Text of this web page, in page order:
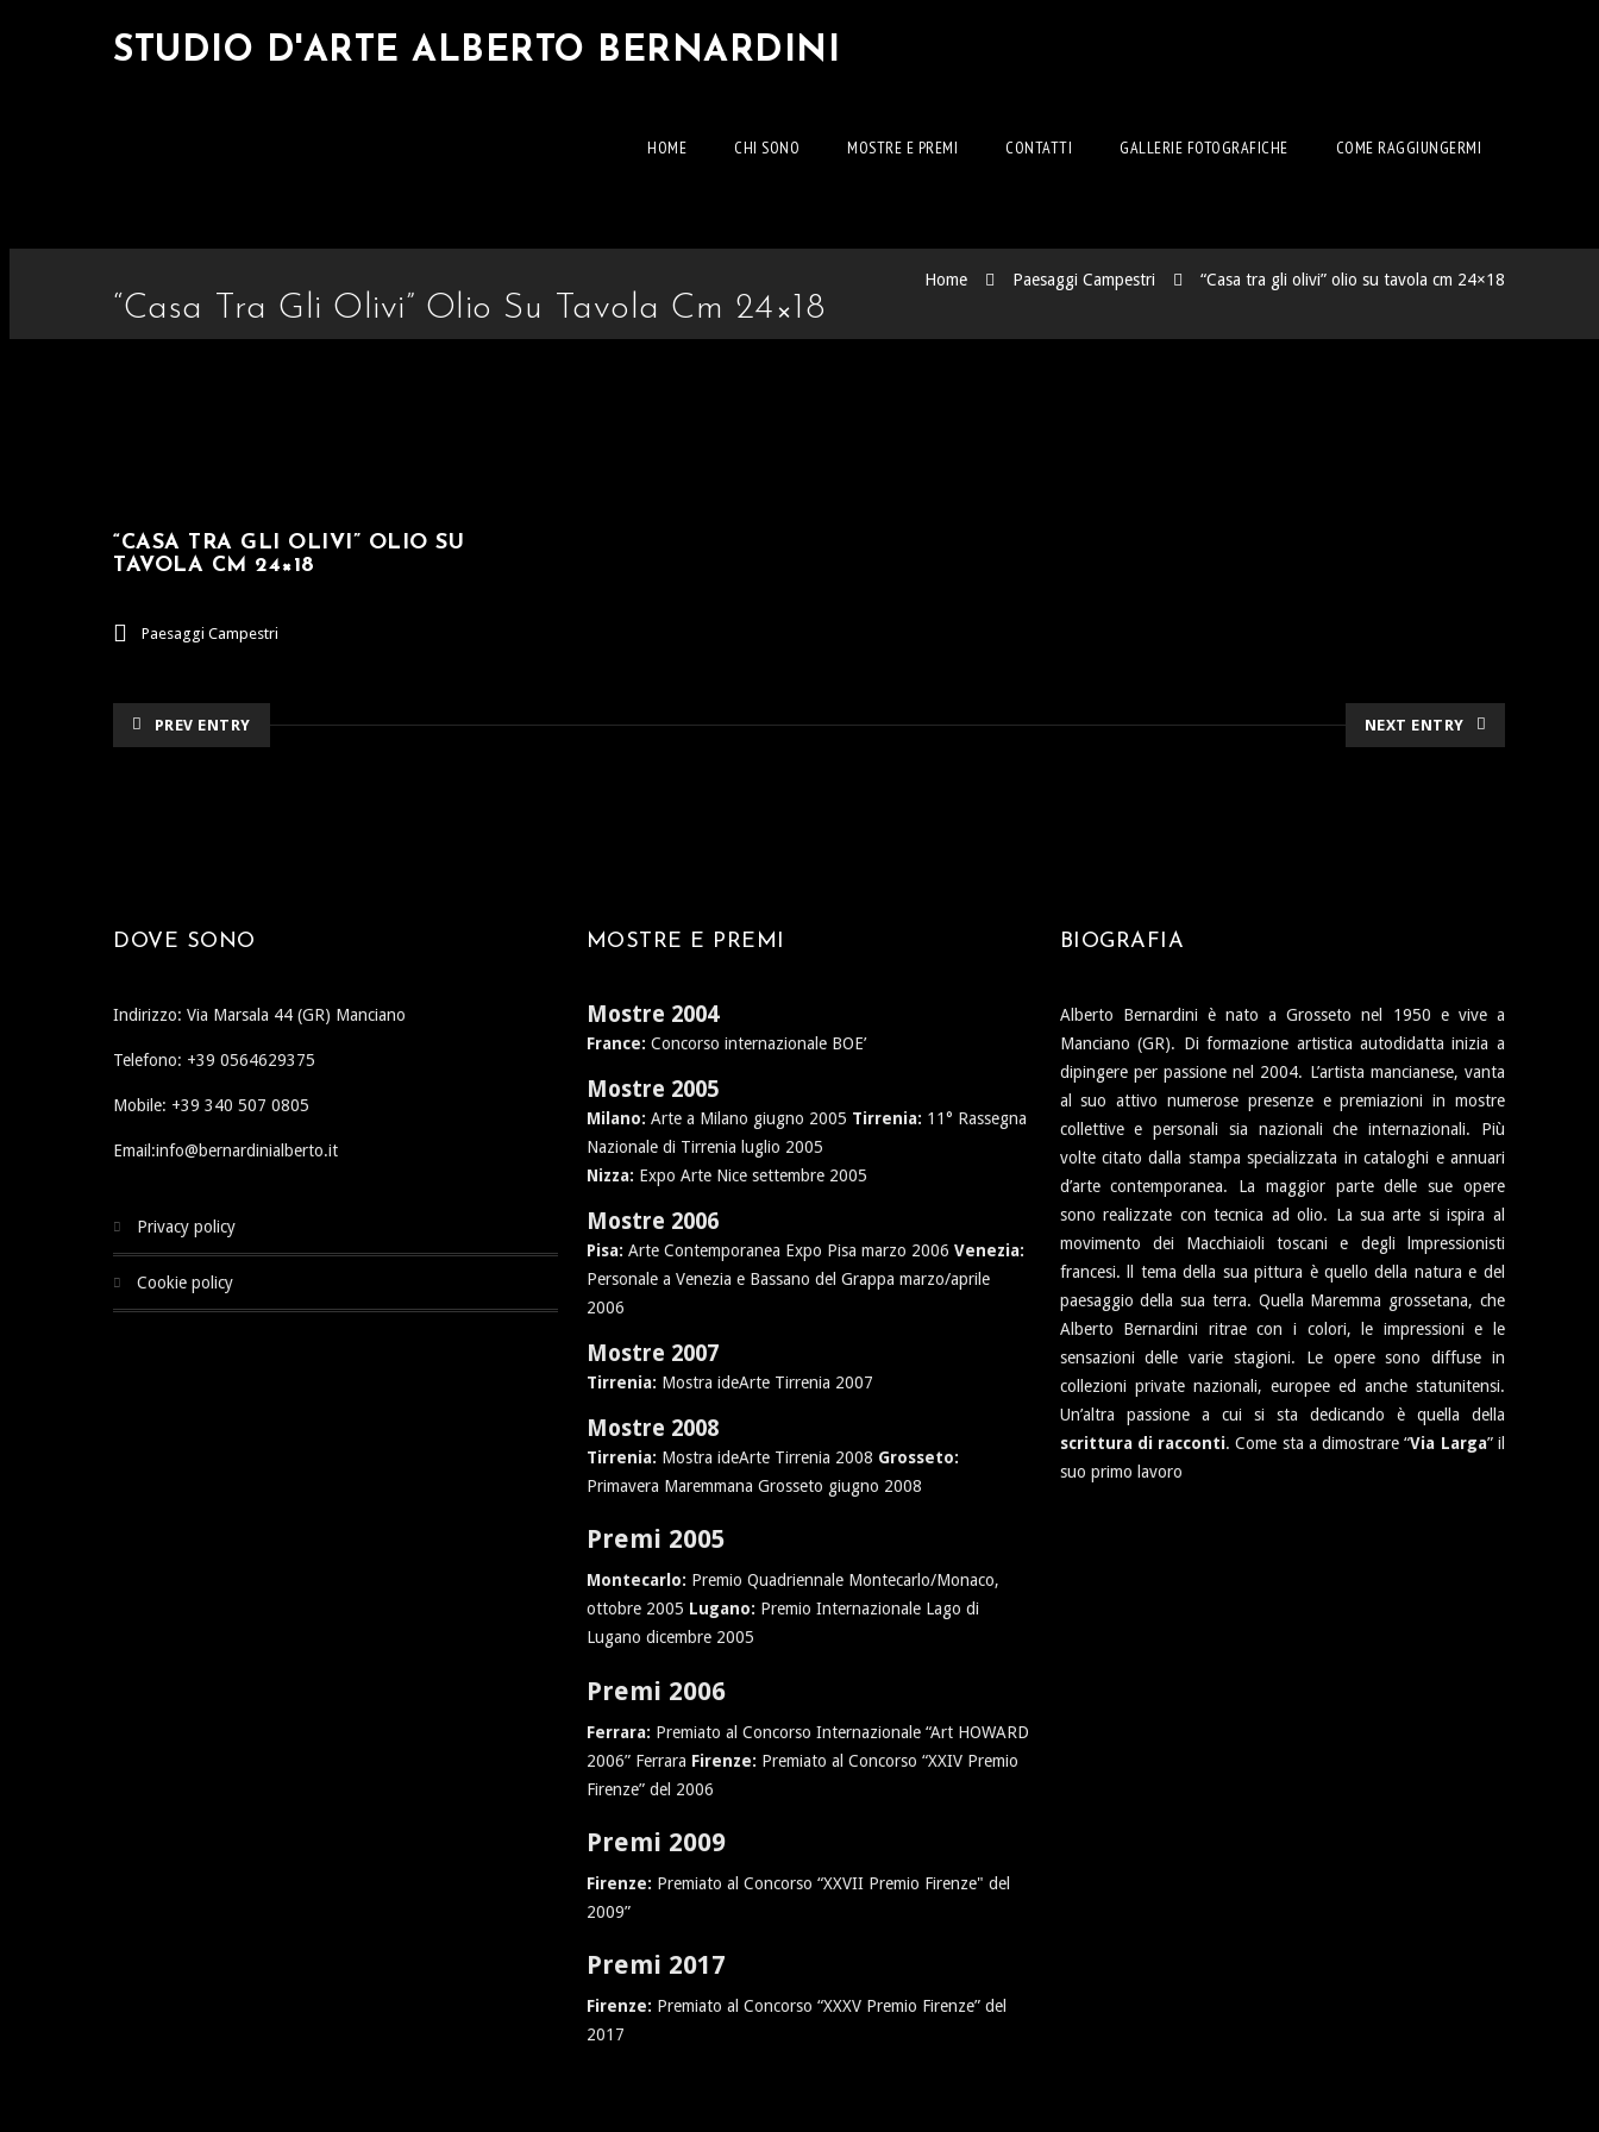
STUDIO D'ARTE ALBERTO BERNARDINI
HOME CHI SONO MOSTRE E PREMI CONTATTI GALLERIE FOTOGRAFICHE COME RAGGIUNGERMI
“Casa Tra Gli Olivi” Olio Su Tavola Cm 24×18
Home Paesaggi Campestri “Casa tra gli olivi” olio su tavola cm 24×18
“CASA TRA GLI OLIVI” OLIO SU
TAVOLA CM 24×18
Paesaggi Campestri
PREV ENTRY NEXT ENTRY
DOVE SONO
Indirizzo: Via Marsala 44 (GR) Manciano
Telefono: +39 0564629375
Mobile: +39 340 507 0805
Email:info@bernardinialberto.it
privacy policy
cookie policy
MOSTRE E PREMI
Mostre 2004
France: Concorso internazionale BOE’
Mostre 2005
Milano: Arte a Milano giugno 2005 Tirrenia: 11° Rassegna
Nazionale di Tirrenia luglio 2005
Nizza: Expo Arte Nice settembre 2005
Mostre 2006
Pisa: Arte Contemporanea Expo Pisa marzo 2006 Venezia:
Personale a Venezia e Bassano del Grappa marzo/aprile
2006
Mostre 2007
Tirrenia: Mostra ideArte Tirrenia 2007
Mostre 2008
Tirrenia: Mostra ideArte Tirrenia 2008 Grosseto:
Primavera Maremmana Grosseto giugno 2008
Premi 2005
Montecarlo: Premio Quadriennale Montecarlo/Monaco,
ottobre 2005 Lugano: Premio Internazionale Lago di
Lugano dicembre 2005
Premi 2006
Ferrara: Premiato al Concorso Internazionale “Art HOWARD
2006” Ferrara Firenze: Premiato al Concorso “XXIV Premio
Firenze” del 2006
Premi 2009
Firenze: Premiato al Concorso “XXVII Premio Firenze" del
2009”
Premi 2017
Firenze: Premiato al Concorso “XXXV Premio Firenze” del
2017
BIOGRAFIA
Alberto Bernardini è nato a Grosseto nel 1950 e vive a
Manciano (GR). Di formazione artistica autodidatta inizia a
dipingere per passione nel 2004. L’artista mancianese, vanta
al suo attivo numerose presenze e premiazioni in mostre
collettive e personali sia nazionali che internazionali. Più
volte citato dalla stampa specializzata in cataloghi e annuari
d’arte contemporanea. La maggior parte delle sue opere
sono realizzate con tecnica ad olio. La sua arte si ispira al
movimento dei Macchiaioli toscani e degli lmpressionisti
francesi. ll tema della sua pittura è quello della natura e del
paesaggio della sua terra. Quella Maremma grossetana, che
Alberto Bernardini ritrae con i colori, le impressioni e le
sensazioni delle varie stagioni. Le opere sono diffuse in
collezioni private nazionali, europee ed anche statunitensi.
Un’altra passione a cui si sta dedicando è quella della
scrittura di racconti. Come sta a dimostrare “Via Larga” il
suo primo lavoro